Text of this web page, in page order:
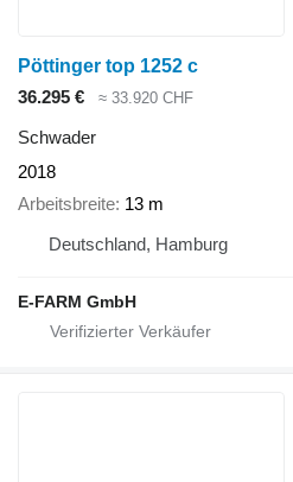
Pöttinger top 1252 c
36.295 €
≈ 33.920 CHF
Schwader
2018
Arbeitsbreite 13 m
Deutschland, Hamburg
E-FARM GmbH